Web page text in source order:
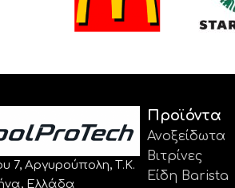
7, Αργυρούπολη, Τ.Κ.
Ελλάδα
Προϊόντα
Ανοξείδωτα
Βιτρίνες
Είδη Barista